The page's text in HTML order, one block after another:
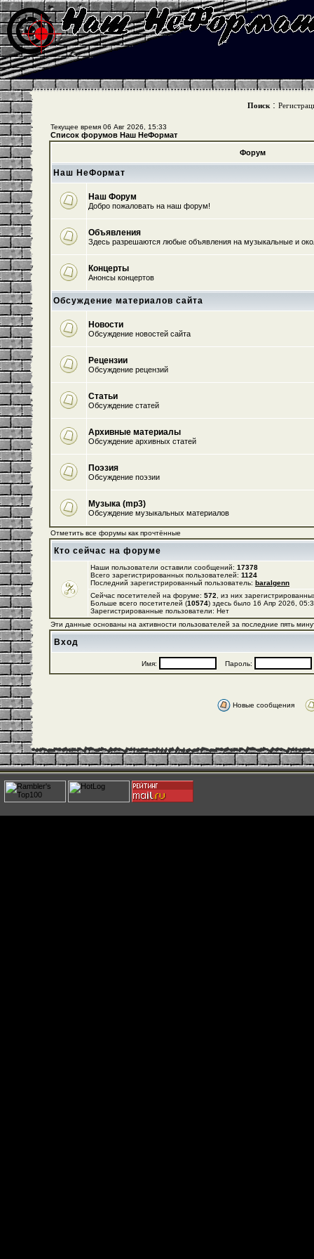
Поиск :
Текущее время 06 Авг 2026, 15:33
Список форумов Наш НеФормат
Форум
Наш НеФормат
Наш Форум
Добро пожаловать на наш форум!
Объявления
Здесь разрешаются любые объявления на музыкальные и
Концерты
Анонсы концертов
Обсуждение материалов сайта
Новости
Обсуждение новостей сайта
Рецензии
Обсуждение рецензий
Статьи
Обсуждение статей
Архивные материалы
Обсуждение архивных статей
Поэзия
Обсуждение поэзии
Музыка (mp3)
Обсуждение музыкальных материалов
Отметить все форумы как прочтённые
Кто сейчас на форуме
Наши пользователи оставили сообщений: 17378
Всего зарегистрированных пользователей: 1124
Последний зарегистрированный пользователь: baralgenn
Сейчас посетителей на форуме: 572 , из них
Больше всего посетителей (10574) здесь было 16 Апр 2026,
Зарегистрированные пользователи: Нет
Эти данные основаны на активности пользователей за последние пять
Вход
Имя: Пароль:
Новые сообщения